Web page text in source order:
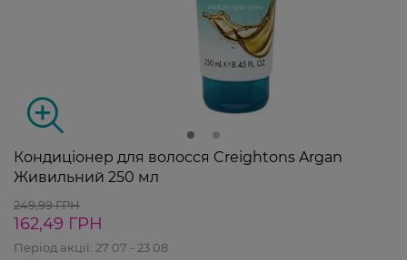
Кондиціонер для волосся Creightons Argan
Живильний 250 мл
249,99 ГРН
162,49 ГРН
Період акції: 27 07 - 23 08